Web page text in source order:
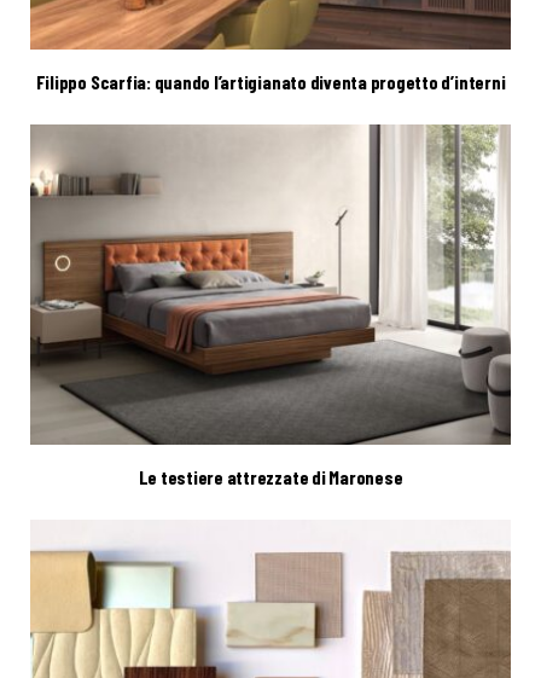
Filippo Scarfia: quando l’artigianato diventa progetto d’interni
Le testiere attrezzate di Maronese